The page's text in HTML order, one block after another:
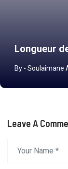
Longueur
By - Soulaimane
Leave A